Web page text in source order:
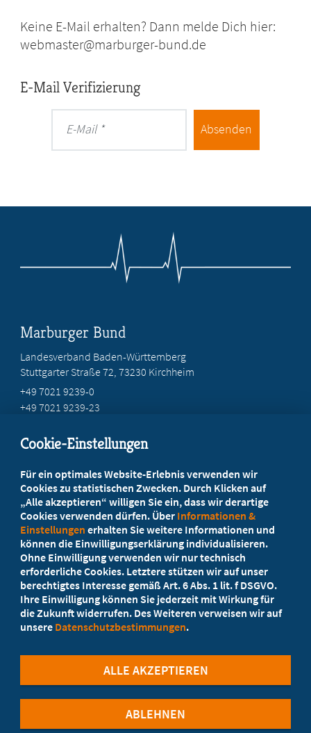
Keine E-Mail erhalten? Dann melde Dich hier:
webmaster@marburger-bund.de
E-Mail Verifizierung
E-Mail Absenden
Marburger Bund
Landesverband Baden-Württemberg
Stuttgarter Straße 72, 73230 Kirchheim
+49 7021 9239-0
+49 7021 9239-23
Ihr Landesverband berät Sie!
Ansprechpartner
Werden Sie jetzt Mitglied
5 Vorteile einer MB-Mitgliedschaft
Cookie-Einstellungen
Für ein optimales Website-Erlebnis verwenden wir
Cookies zu statistischen Zwecken. Durch Klicken auf
„Alle akzeptieren“ willigen Sie ein, dass wir derartige
Cookies verwenden dürfen. Über Informationen &
Einstellungen erhalten Sie weitere Informationen und
können die Einwilligungserklärung individualisieren.
Ohne Einwilligung verwenden wir nur technisch
erforderliche Cookies. Letztere stützen wir auf unser
berechtigtes Interesse gemäß Art. 6 Abs. 1 lit. f DSGVO.
Ihre Einwilligung können Sie jederzeit mit Wirkung für
die Zukunft widerrufen. Des Weiteren verweisen wir auf
unsere Datenschutzbestimmungen.
ABLEHNEN
ALLE AKZEPTIEREN